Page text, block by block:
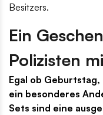
Besitzers.
Ein
Polizisten
Egal ob
ein besonderes
Sets sind eine